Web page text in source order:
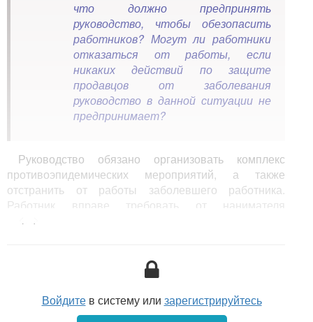
что должно предпринять
руководство, чтобы обезопасить
работников? Могут ли работники
отказаться от работы, если
никаких действий по защите
продавцов от заболевания
руководство в данной ситуации не
предпринимает?
Руководство обязано организовать комплекс
противоэпидемических мероприятий, а также
отстранить от работы заболевшего работника.
Работник вправе требовать от нанимателя
предоставления дополнительных средств
В обязанности нанимателя входит заботиться
о здоровье своих работников. Согласноп. 5ч. 1
ст. 55 ТК при организации труда работников
Войдитев систему или зарегистрируйтесь